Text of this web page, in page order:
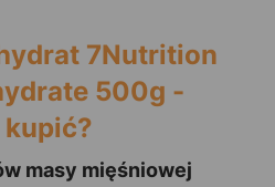
7Nutrition
500g -
masy mięśniowej